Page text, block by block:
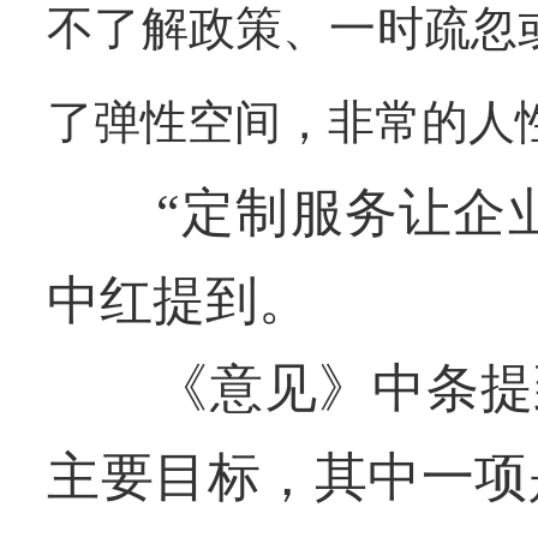
不了解政策、一时疏
了弹性空间，非常的人
“定制服务让企
中红提到。
《意见》中条提
主要目标，其中一